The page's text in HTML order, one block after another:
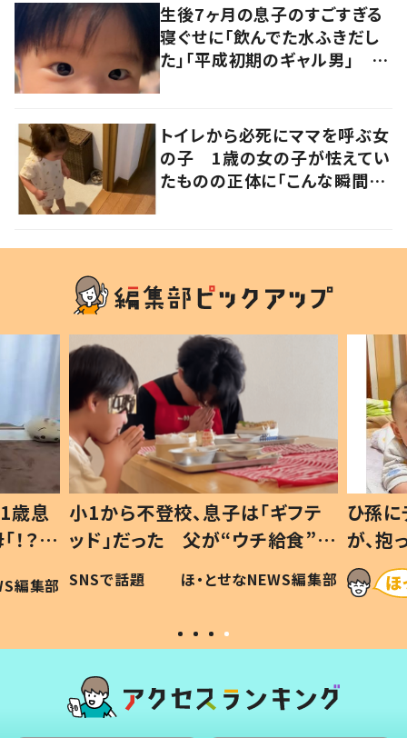
生後7ヶ月の息子のすごすぎる
寝ぐせに「飲んでた水ふきだし
た」「平成初期のギャル男」 実
トイレから必死にママを呼ぶ女
の子 1歳の女の子が怯えてい
たものの正体に「こんな瞬間
歳息
？」
編集部
小1から不登校、息子は「ギフテ
ッド」だった 父が“ウチ給食”を
作り続ける理由とは #令和の親
#令和の子
SNSで話題 ほ・とせなNEWS編集部
ひ孫
が、
「涙が
い」